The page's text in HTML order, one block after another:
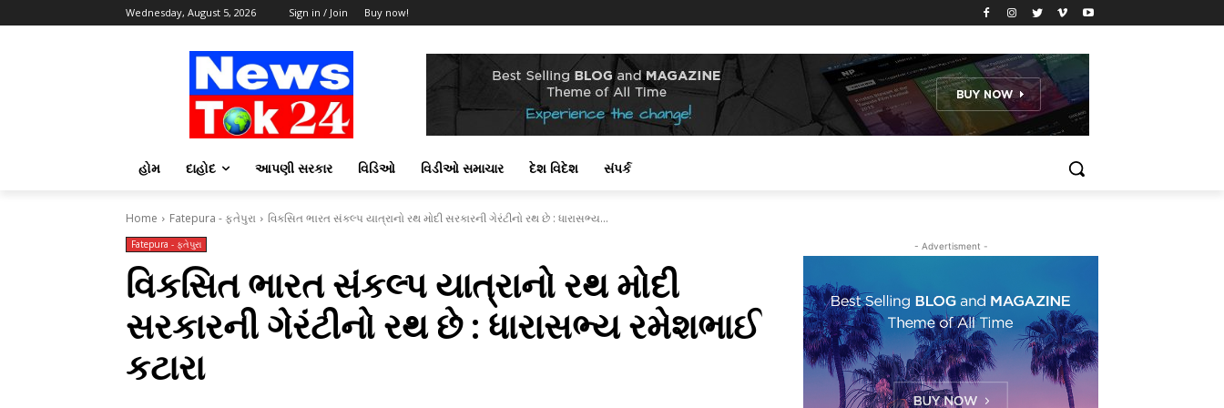
Wednesday, August 5, 2026 Sign in / Join Buy now!
હોમ દાહોદ આપણી સરકાર વિડિઓ વિડીઓ સમાચાર દેશ વિદેશ સંપર્ક
Home Fatepura - ફતેપુરા વિકસિત ભારત સંકલ્પ યાત્રાનો રથ મોદી સરકારની ગેરંટીનો રથ છે : ધારાસભ્ય...
Fatepura - ફતેપુરા
વિકસિત ભારત સંકલ્પ યાત્રાનો રથ મોદી
સરકારની ગેરંટીનો રથ છે : ધારાસભ્ય રમેશભાઈ
કટારા
- Advertisment -